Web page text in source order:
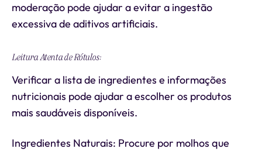
moderação pode ajudar a evitar a ingestão
excessiva de aditivos artificiais.
Leitura Atenta de Rótulos:
Verificar a lista de ingredientes e informações
nutricionais pode ajudar a escolher os produtos
mais saudáveis disponíveis.
Ingredientes Naturais: Procure por molhos que